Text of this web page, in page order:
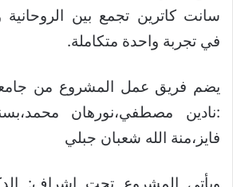
سانت كاترين تجمع بين الروحانية
في تجربة واحدة متكاملة.
يضم فريق عمل المشروع من
:نادين مصطفي،نورهان
فايز،منة الله شعبان جبلي